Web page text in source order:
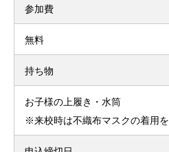
参加費
無料
持ち物
お子様の上履き・水筒
※来校時は不織布マスクの着用を